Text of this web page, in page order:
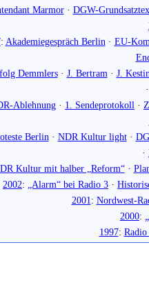
Marmor· DGW-
: Akademiegespräch Berlin · EU-
Demmlers· J. Bertram · J.
Ablehnung · 1. Sendeprotokoll ·
Berlin · NDR Kultur light·
·
Kultur mit halber „Reform“·
2002: „Alarm“ bei Radio 3 ·
2001: Nordwest-
2000:
1997: